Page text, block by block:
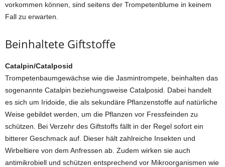
vorkommen können, sind seitens der Trompetenblume in keinem
Fall zu erwarten.
Beinhaltete Giftstoffe
Catalpin/Catalposid
Trompetenbaumgewächse wie die Jasmintrompete, beinhalten das
sogenannte Catalpin beziehungsweise Catalposid. Dabei handelt
es sich um Iridoide, die als sekundäre Pflanzenstoffe auf natürliche
Weise gebildet werden, um die Pflanzen vor Fressfeinden zu
schützen. Bei Verzehr des Giftstoffs fällt in der Regel sofort ein
bitterer Geschmack auf. Dieser hält zahlreiche Insekten und
Wirbeltiere von dem Anfressen ab. Zudem wirken sie auch
antimikrobiell und schützen entsprechend vor Mikroorganismen wie